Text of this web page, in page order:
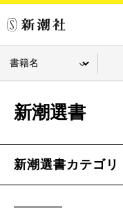
新潮選書
新潮選書カテゴリ